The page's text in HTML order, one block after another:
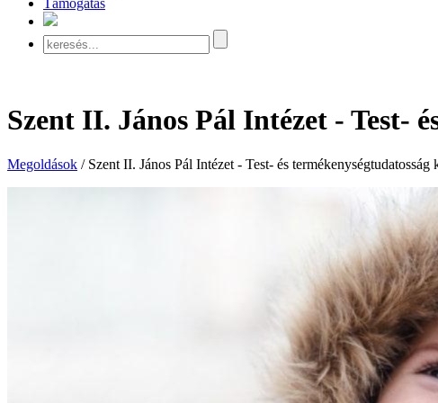
Támogatás
Szent II. János Pál Intézet - Test-
Megoldások / Szent II. János Pál Intézet - Test- és termékenységtudatosság